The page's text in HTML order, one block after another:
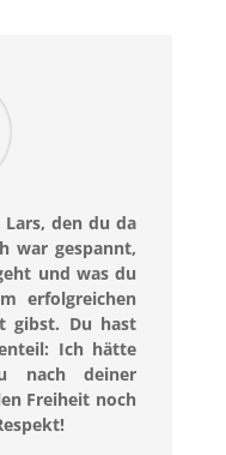
den du da
war gespannt,
und was du
erfolgreichen
gibst. Du hast
Ich hätte
nach deiner
Freiheit noch